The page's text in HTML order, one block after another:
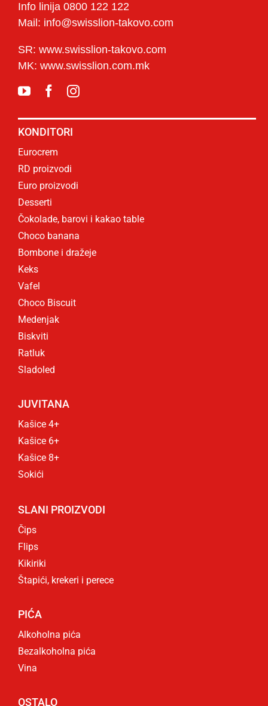
Info linija 0800 122 122
Mail: info@swisslion-takovo.com
SR: www.swisslion-takovo.com
MK: www.swisslion.com.mk
KONDITORI
Eurocrem
RD proizvodi
Euro proizvodi
Desserti
Čokolade, barovi i kakao table
Choco banana
Bombone i dražeje
Keks
Vafel
Choco Biscuit
Medenjak
Biskviti
Ratluk
Sladoled
JUVITANA
Kašice 4+
Kašice 6+
Kašice 8+
Sokići
SLANI PROIZVODI
Čips
Flips
Kikiriki
Štapići, krekeri i perece
PIĆA
Alkoholna pića
Bezalkoholna pića
Vina
OSTALO